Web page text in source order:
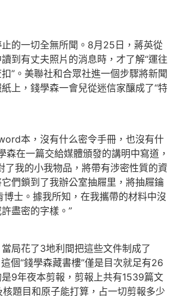
一切全無所聞。8月25日，蔣英從
到有丈夫照片的消息時，才了解“運往
”。美聯社和合眾社進一個步驟將新聞
上，錢學森一會兒從迷信家釀成了“特
本，沒有什么密令手冊，也沒有什
森在一篇交給媒體頒發的講明中寫道，
了我的小我物品，將帶有涉密性質的資
們鎖到了我辦公室抽屜里，將抽屜鑰
博士。據我所知，在我攜帶的材料中沒
盡密的字樣。”
花了3地利間把這些文件制成了
個“錢學森藏書樓”僅是目次就足有26
9年夜本剪報，剪報上共有1539篇文
題目和原子能打算，占一切剪報多少